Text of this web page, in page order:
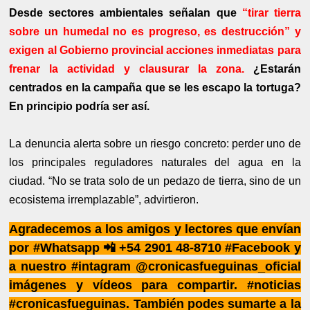
Desde sectores ambientales señalan que “tirar tierra
sobre un humedal no es progreso, es destrucción” y
exigen al Gobierno provincial acciones inmediatas para
frenar la actividad y clausurar la zona.¿Estarán
centrados en la campaña que se les escapo la tortuga?
En principio podría ser así.
La denuncia alerta sobre un riesgo concreto: perder uno de
los principales reguladores naturales del agua en la
ciudad. “No se trata solo de un pedazo de tierra, sino de un
ecosistema irremplazable”, advirtieron.
Agradecemos a los amigos y lectores que envían
por #Whatsapp 📲 +54 2901 48-8710 #Facebook y
a nuestro #intagram @cronicasfueguinas_oficial
imágenes y vídeos para compartir. #noticias
#cronicasfueguinas. También podes sumarte a la